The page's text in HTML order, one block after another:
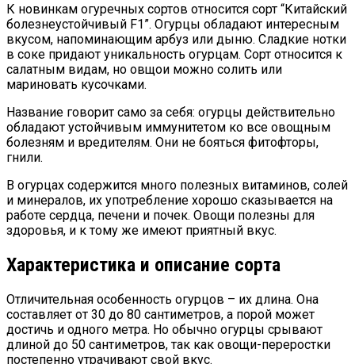
К новинкам огуречных сортов относится сорт “Китайский
болезнеустойчивый F1”. Огурцы обладают интересным
вкусом, напоминающим арбуз или дыню. Сладкие нотки
в соке придают уникальность огурцам. Сорт относится к
салатным видам, но овщои можно солить или
мариновать кусочками.
Название говорит само за себя: огурцы действительно
обладают устойчивым иммунитетом ко все овощным
болезням и вредителям. Они не бояться фитофторы,
гнили.
В огурцах содержится много полезных витаминов, солей
и минералов, их употребление хорошо сказывается на
работе сердца, печени и почек. Овощи полезны для
здоровья, и к тому же имеют приятный вкус.
Характеристика и описание сорта
Отличительная особенность огурцов – их длина. Она
составляет от 30 до 80 сантиметров, а порой может
достичь и одного метра. Но обычно огурцы срывают
длиной до 50 сантиметров, так как овощи-переростки
постепенно утрачивают свой вкус.